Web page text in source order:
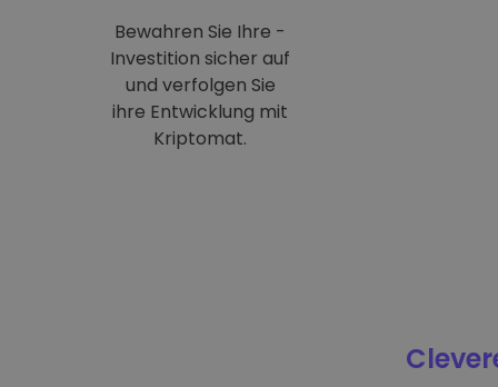
Bewahren Sie Ihre -
Investition sicher auf
und verfolgen Sie
ihre Entwicklung mit
Kriptomat.